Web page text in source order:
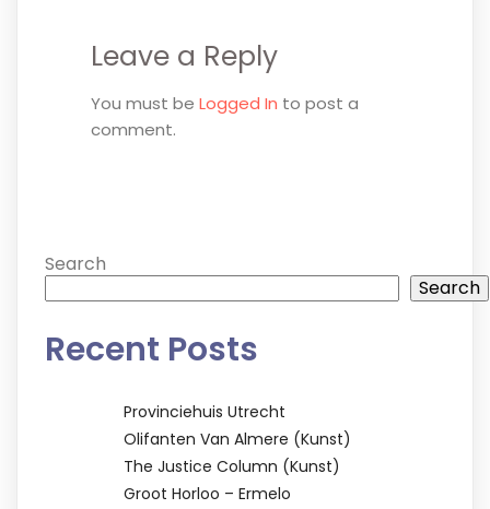
Leave a Reply
You must be Logged In to post a
comment.
Search
Search
Recent Posts
Provinciehuis Utrecht
Olifanten Van Almere (kunst)
The Justice Column (kunst)
Groot Horloo – Ermelo